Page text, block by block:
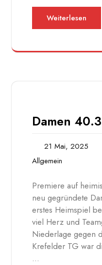
Weiterlesen
Damen 40.3
21 Mai, 2025
Allgemein
Premiere auf
neu gegründete
erstes Heimspiel
viel Herz und
Niederlage gegen
Krefelder TG war
…